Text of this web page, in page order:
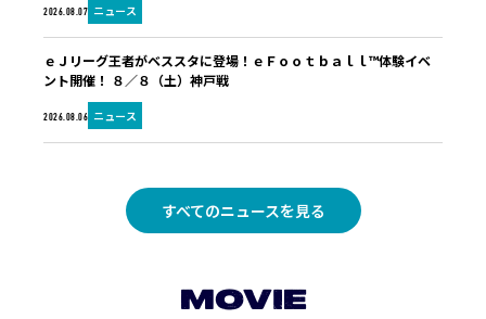
2026.08.07 ニュース
2026.08.06 ニュース
ｅＪリーグ王者がベススタに登場！ｅＦｏｏｔｂａｌｌ™体験イベ
ント開催！ ８／８（土）神戸戦
すべてのニュースを見る
MOVIE